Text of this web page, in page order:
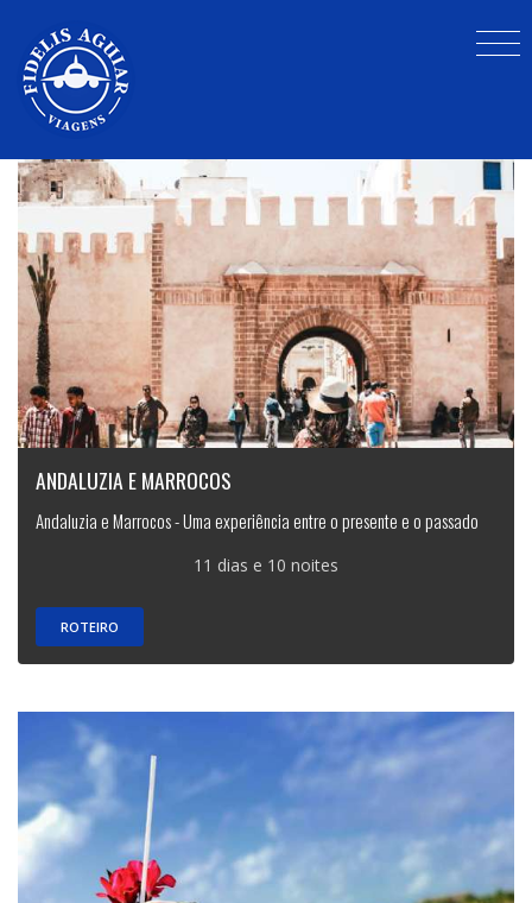
Promoções
ANDALUZIA E MARROCOS
Andaluzia e Marrocos - Uma experiência entre o presente e o passado
11 dias e 10 noites
ROTEIRO